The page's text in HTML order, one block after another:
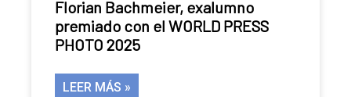
Florian Bachmeier, exalumno
premiado con el WORLD PRESS
PHOTO 2025
LEER MÁS »